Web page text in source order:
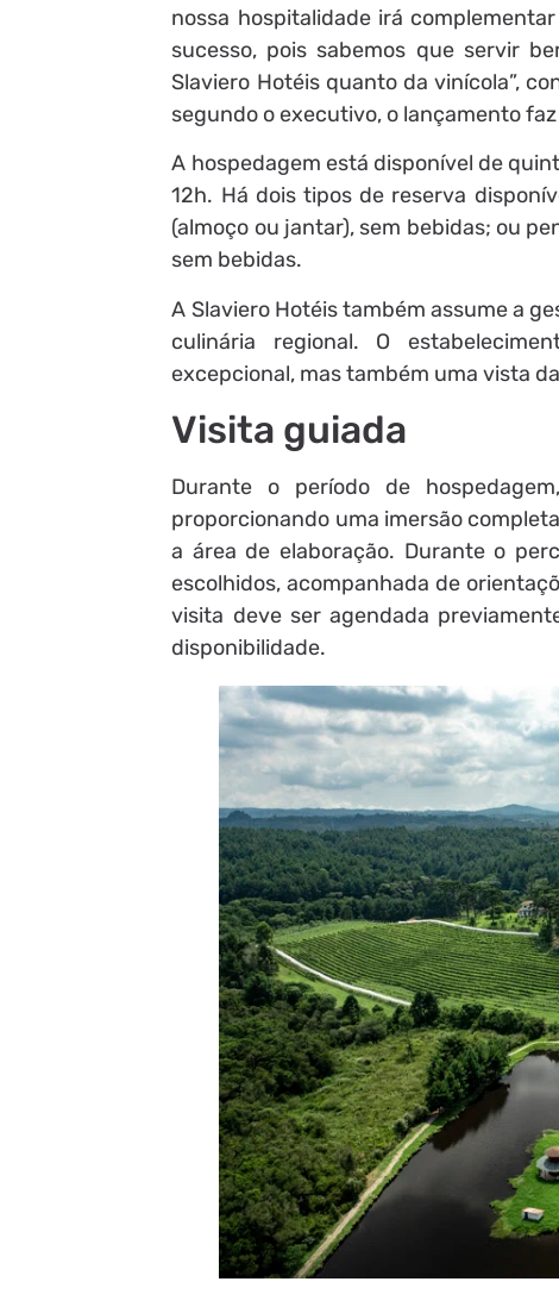
nossa hospitalidade irá
sucesso, pois sabemos que servir
Slaviero Hotéis quanto da vinícola”,
segundo o executivo, o lançamento
A hospedagem está disponível de
12h. Há dois tipos de reserva
(almoço ou jantar), sem bebidas; ou
sem bebidas.
A Slaviero Hotéis também assume a
culinária regional. O
excepcional, mas também uma vista
Visita guiada
Durante o período de
proporcionando uma imersão
a área de elaboração. Durante o
escolhidos, acompanhada de
visita deve ser agendada
disponibilidade.